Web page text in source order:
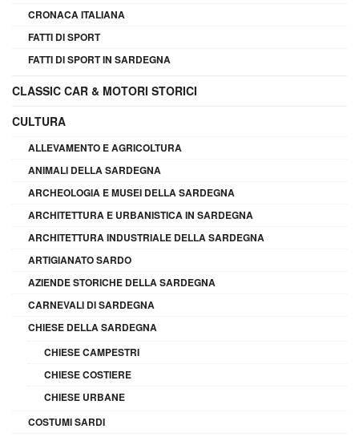
CRONACA ITALIANA
FATTI DI SPORT
FATTI DI SPORT IN SARDEGNA
CLASSIC CAR & MOTORI STORICI
CULTURA
ALLEVAMENTO E AGRICOLTURA
ANIMALI DELLA SARDEGNA
ARCHEOLOGIA E MUSEI DELLA SARDEGNA
ARCHITETTURA E URBANISTICA IN SARDEGNA
ARCHITETTURA INDUSTRIALE DELLA SARDEGNA
ARTIGIANATO SARDO
AZIENDE STORICHE DELLA SARDEGNA
CARNEVALI DI SARDEGNA
CHIESE DELLA SARDEGNA
CHIESE CAMPESTRI
CHIESE COSTIERE
CHIESE URBANE
COSTUMI SARDI